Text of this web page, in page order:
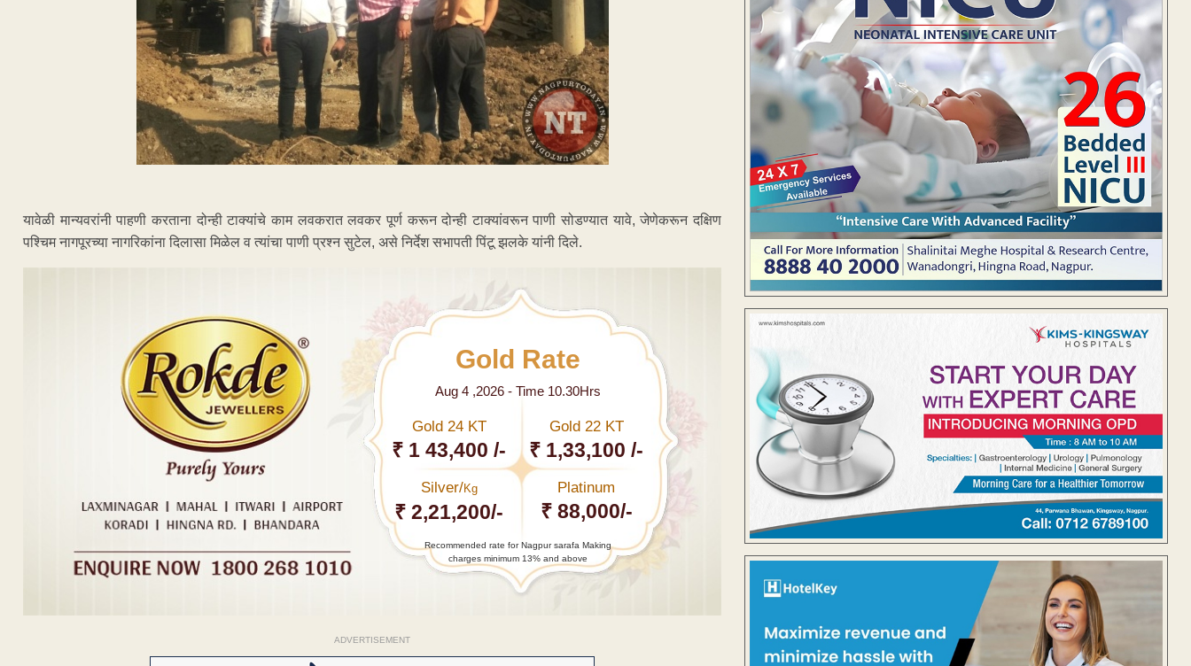
यावेळी मान्यवरांनी पाहणी करताना दोन्ही टाक्यांचे काम लवकरात लवकर पूर्ण करून दोन्ही टाक्यांवरून पाणी सोडण्यात यावे, जेणेकरून दक्षिण
पश्चिम नागपूरच्या नागरिकांना दिलासा मिळेल व त्यांचा पाणी प्रश्न सुटेल, असे निर्देश सभापती पिंटू झलके यांनी दिले.
Gold Rate
Aug 4 ,2026 - Time 10.30Hrs
Gold 24 KT
₹ 1 43,400 /-
Gold 22 KT
₹ 1,33,100 /-
Silver/Kg
₹ 2,21,200/-
Platinum
₹ 88,000/-
Recommended rate for Nagpur sarafa Making
charges minimum 13% and above
ADVERTISEMENT